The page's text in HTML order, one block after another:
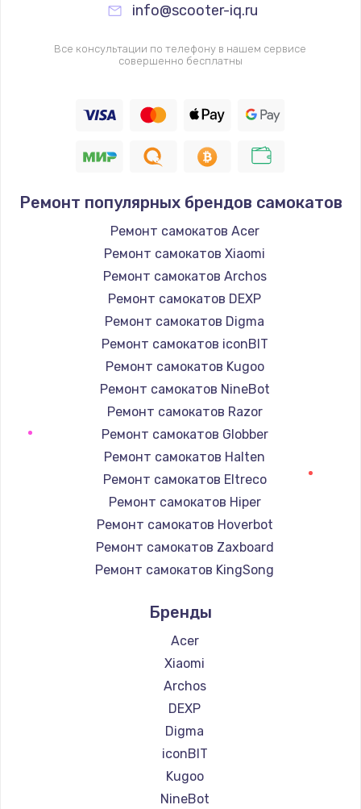
info@scooter-iq.ru
Все консультации по телефону в нашем сервисе
совершенно бесплатны
Ремонт популярных брендов самокатов
Ремонт самокатов Acer
Ремонт самокатов Xiaomi
Ремонт самокатов Archos
Ремонт самокатов DEXP
Ремонт самокатов Digma
Ремонт самокатов iconBIT
Ремонт самокатов Kugoo
Ремонт самокатов NineBot
Ремонт самокатов Razor
Ремонт самокатов Globber
Ремонт самокатов Halten
Ремонт самокатов Eltreco
Ремонт самокатов Hiper
Ремонт самокатов Hoverbot
Ремонт самокатов Zaxboard
Ремонт самокатов KingSong
Ремонт самокатов Midway by Yamato
Ремонт самокатов Hunter
Ремонт самокатов Joyor
Ремонт самокатов Minimotors
Ремонт самокатов Bork
Ремонт самокатов Segway
Ремонт самокатов KIRIN
Бренды
Acer
Xiaomi
Archos
DEXP
Digma
iconBIT
Kugoo
NineBot